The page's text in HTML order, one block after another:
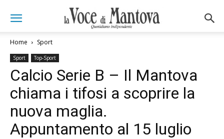
Home Sport
Sport Top-Sport
Calcio Serie B – Il Mantova
chiama i tifosi a scoprire la
nuova maglia.
Appuntamento al 15 luglio